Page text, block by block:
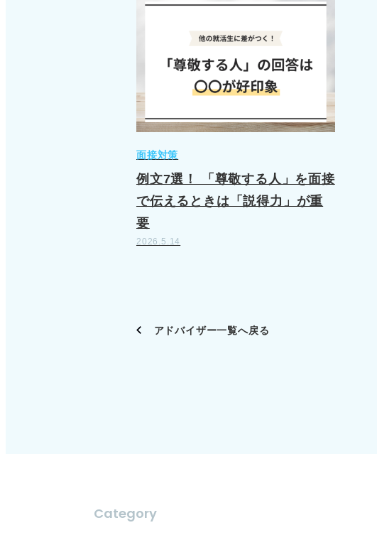
面接対策
例文7選！ 「尊敬する人」を面接
で伝えるときは「説得力」が重
要
2026.5.14
アドバイザー一覧へ戻る
Category